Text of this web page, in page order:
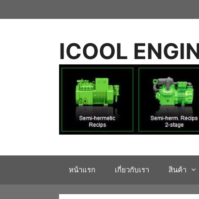
to
ICOOL
หน้าแรก เกี่ยวกับเรา สินค้า